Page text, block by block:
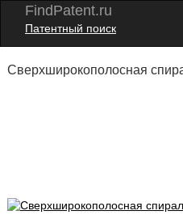
FindPatent.ru
Патентный поиск
Сверхширокополосная